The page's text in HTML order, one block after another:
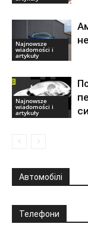
Najnowsze
wiadomości i
artykuły
Najnowsze
wiadomości i
artykuły
Автомобілі
Телефони